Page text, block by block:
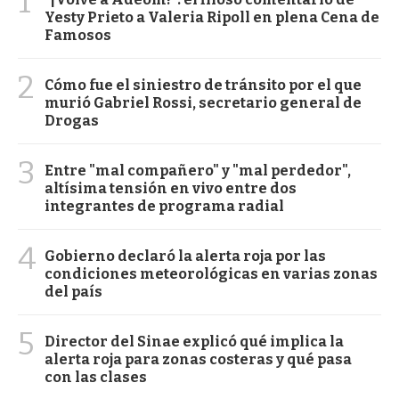
Yesty Prieto a Valeria Ripoll en plena Cena de
Famosos
2
Cómo fue el siniestro de tránsito por el que
murió Gabriel Rossi, secretario general de
Drogas
3
Entre "mal compañero" y "mal perdedor",
altísima tensión en vivo entre dos
integrantes de programa radial
4 Gobierno declaró la alerta roja por las
condiciones meteorológicas en varias zonas
del país
5
Director del Sinae explicó qué implica la
alerta roja para zonas costeras y qué pasa
con las clases